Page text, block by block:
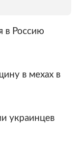
в Россию
в мехах в
украинцев